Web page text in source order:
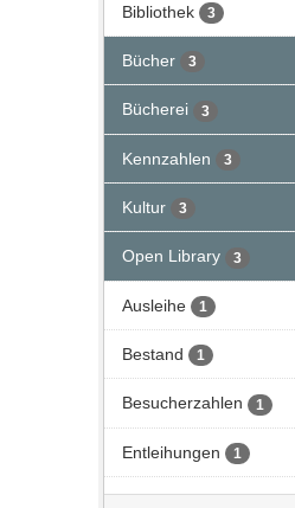
Bibliothek 3
Bücher 3
Bücherei 3
Kennzahlen 3
Kultur 3
Open Library 3
Ausleihe 1
Bestand 1
Besucherzahlen 1
Entleihungen 1